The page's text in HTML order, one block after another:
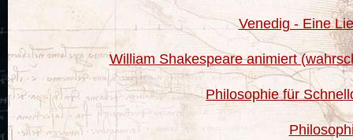
Venedig - Eine
William Shakespeare animiert
Philosophie für